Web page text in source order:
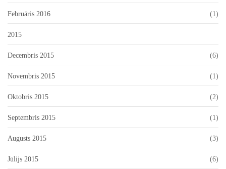
Februāris 2016 (1)
2015
Decembris 2015 (6)
Novembris 2015 (1)
Oktobris 2015 (2)
Septembris 2015 (1)
Augusts 2015 (3)
Jūlijs 2015 (6)